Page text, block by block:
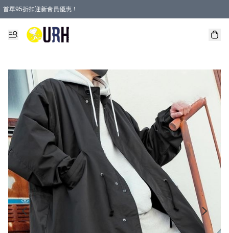
首單95折扣迎新會員優惠！
特選會員可享全單低至 95 折優惠！
單一訂單滿HKD600(澳門HKD800)包郵寄順豐送到家。